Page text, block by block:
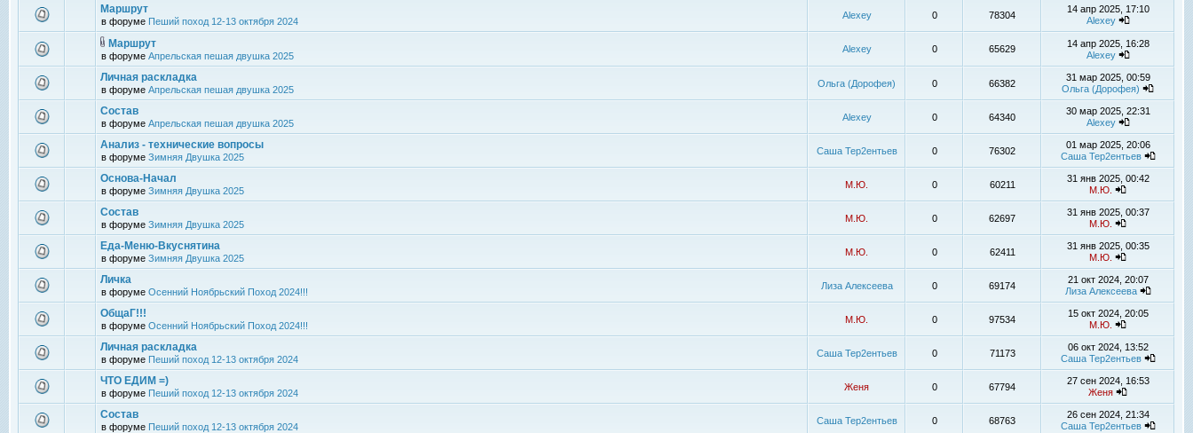
Маршрут
в форуме Пеший поход 12-13 октября 2024
Alexey 0 78304
14 апр 2025, 17:10
Alexey
Маршрут
в форуме Апрельская пешая двушка 2025
Alexey 0 65629
14 апр 2025, 16:28
Alexey
Личная раскладка
в форуме Апрельская пешая двушка 2025
Ольга (Дорофея) 0 66382
31 мар 2025, 00:59
Ольга (Дорофея)
Состав
в форуме Апрельская пешая двушка 2025
Alexey 0 64340
30 мар 2025, 22:31
Alexey
Анализ - технические вопросы
в форуме Зимняя Двушка 2025
Саша Тер2ентьев 0 76302
01 мар 2025, 20:06
Саша Тер2ентьев
Основа-Начал
в форуме Зимняя Двушка 2025
М.Ю. 0 60211
31 янв 2025, 00:42
М.Ю.
Состав
в форуме Зимняя Двушка 2025
М.Ю. 0 62697
31 янв 2025, 00:37
М.Ю.
Еда-Меню-Вкуснятина
в форуме Зимняя Двушка 2025
М.Ю. 0 62411
31 янв 2025, 00:35
М.Ю.
Личка
в форуме Осенний Ноябрьский Поход 2024!!!
Лиза Алексеева 0 69174
21 окт 2024, 20:07
Лиза Алексеева
ОбщаГ!!!
в форуме Осенний Ноябрьский Поход 2024!!!
М.Ю. 0 97534
15 окт 2024, 20:05
М.Ю.
Личная раскладка
в форуме Пеший поход 12-13 октября 2024
Саша Тер2ентьев 0 71173
06 окт 2024, 13:52
Саша Тер2ентьев
ЧТО ЕДИМ =)
в форуме Пеший поход 12-13 октября 2024
Женя 0 67794
27 сен 2024, 16:53
Женя
Состав
в форуме Пеший поход 12-13 октября 2024
Саша Тер2ентьев 0 68763
26 сен 2024, 21:34
Саша Тер2ентьев